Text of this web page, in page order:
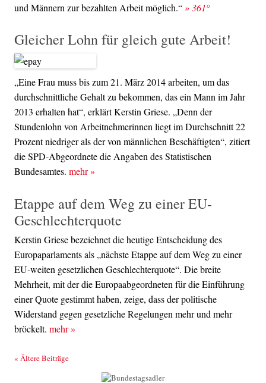
und Männern zur bezahlten Arbeit möglich.“» 361°
Gleicher Lohn für gleich gute Arbeit!
„Eine Frau muss bis zum 21. März 2014 arbeiten, um das
durchschnittliche Gehalt zu bekommen, das ein Mann im Jahr
2013 erhalten hat“, erklärt Kerstin Griese. „Denn der
Stundenlohn von Arbeitnehmerinnen liegt im Durchschnitt 22
Prozent niedriger als der von männlichen Beschäftigten“, zitiert
die SPD-Abgeordnete die Angaben des Statistischen
Bundesamtes. mehr»
Etappe auf dem Weg zu einer EU-
Geschlechterquote
Kerstin Griese bezeichnet die heutige Entscheidung des
Europaparlaments als „nächste Etappe auf dem Weg zu einer
EU-weiten gesetzlichen Geschlechterquote“. Die breite
Mehrheit, mit der die Europaabgeordneten für die Einführung
einer Quote gestimmt haben, zeige, dass der politische
Widerstand gegen gesetzliche Regelungen mehr und mehr
bröckelt. mehr»
Beitrags-Navigation
« Ältere Beiträge